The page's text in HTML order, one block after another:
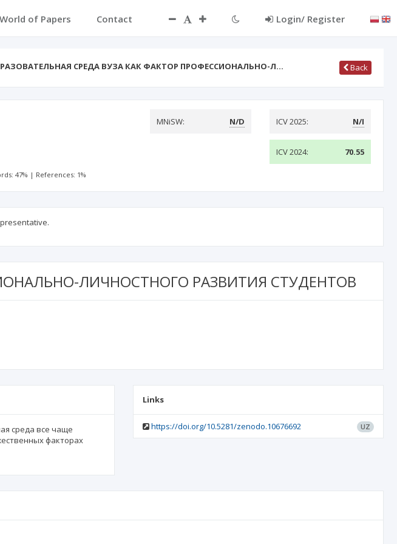
of Papers Contact Login/ Register
СРЕДА ВУЗА КАК ФАКТОР ПРОФЕССИОНАЛЬНО-Л… Back
MNiSW: N/D ICV 2025: N/I
ICV 2024: 70.55
47% | References: 1%
ЛИЧНОСТНОГО РАЗВИТИЯ СТУДЕНТОВ
среда все чаще
факторах
Links
https://doi.org/10.5281/zenodo.10676692 UZ